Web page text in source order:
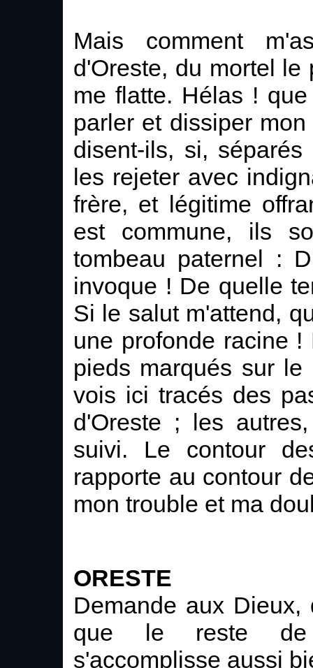
Mais comment
d'Oreste, du mortel le
me flatte. Hélas !
parler et dissiper
disent-ils, si,
les rejeter avec
frère, et légitime
est commune, ils
tombeau paternel :
invoque ! De quelle
Si le salut m'attend,
une profonde racine
pieds marqués sur
vois ici tracés des
d'Oreste ; les
suivi. Le contour
rapporte au contour
mon trouble et ma
ORESTE
Demande aux Dieux,
que le reste de
s'accomplisse aussi